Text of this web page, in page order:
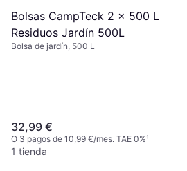
Bolsas CampTeck 2 x 500 L
Residuos Jardín 500L
Bolsa de jardín, 500 L
32,99 €
O 3 pagos de 10,99 €/mes. TAE 0%¹
1 tienda